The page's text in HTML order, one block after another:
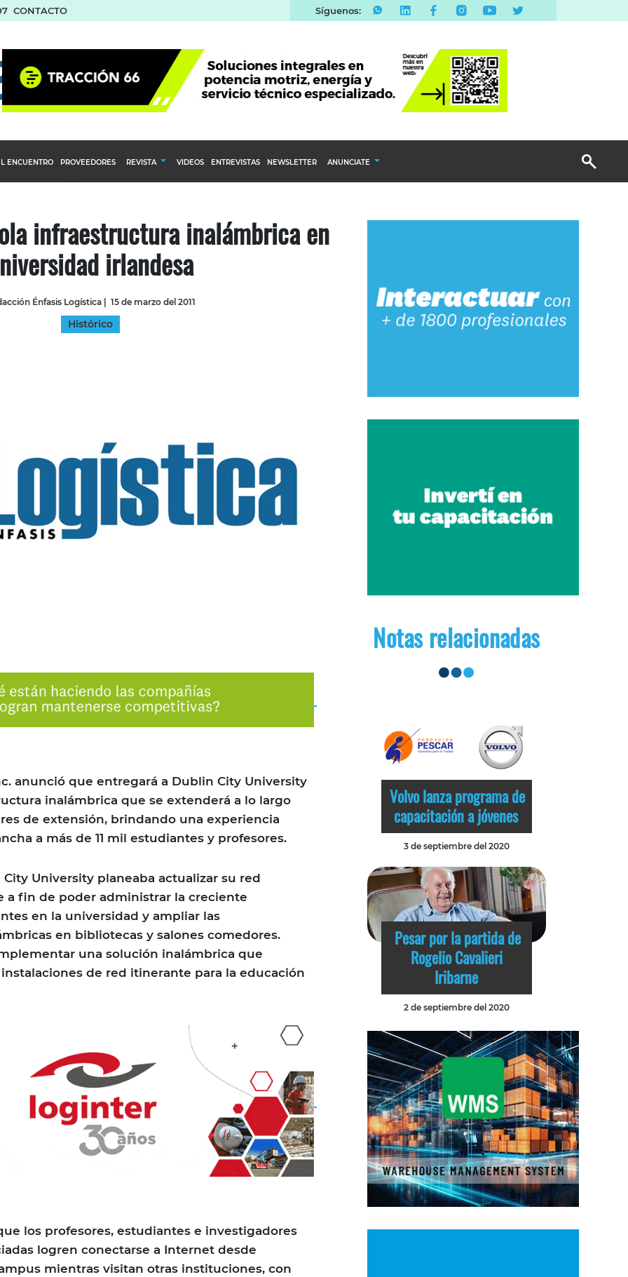
CONTACTO Síguenos:
del Agro
ENCUENTRO PROVEEDORES REVISTA VIDEOS ENTREVISTAS NEWSLETTER ANUNCIATE
Email Marketing
infraestructura inalámbrica en
irlandesa
Énfasis Logística 15 de marzo del 2011
Histórico
anunció que entregará a Dublin City University
inalámbrica que se extenderá a lo largo
de extensión, brindando una experiencia
a más de 11 mil estudiantes y profesores.
University planeaba actualizar su red
a fin de poder administrar la creciente
en la universidad y ampliar las
en bibliotecas y salones comedores.
una solución inalámbrica que
de red itinerante para la educación
los profesores, estudiantes e investigadores
logren conectarse a Internet desde
mientras visitan otras instituciones, con
Notas relacionadas
Volvo lanza programa de
capacitación a jóvenes
3 de septiembre del 2020
Pesar por la partida de
Rogelio Cavalieri
Iribarne
2 de septiembre del 2020